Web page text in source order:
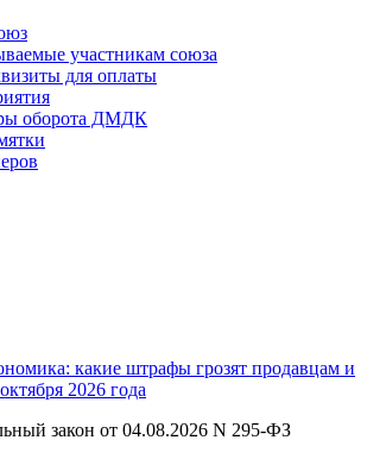
участникам союза
для оплаты
оборота ДМДК
какие штрафы грозят продавцам и
2026 года
закон от 04.08.2026 N 295-ФЗ